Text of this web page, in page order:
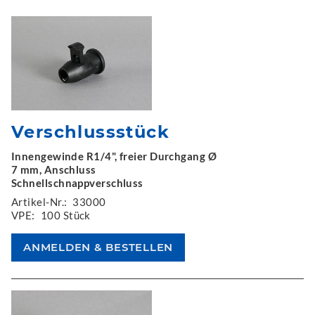
Verschlussstück
Innengewinde R1/4", freier Durchgang Ø
7 mm, Anschluss
Schnellschnappverschluss
Artikel-Nr.: 33000
VPE:
100 Stück